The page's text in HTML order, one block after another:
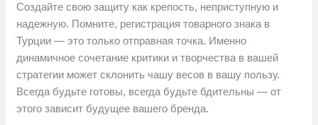
Создайте свою защиту как крепость, неприступную и
надежную. Помните, регистрация товарного знака в
Турции — это только отправная точка. Именно
динамичное сочетание критики и творчества в вашей
стратегии может склонить чашу весов в вашу пользу.
Всегда будьте готовы, всегда будьте бдительны — от
этого зависит будущее вашего бренда.